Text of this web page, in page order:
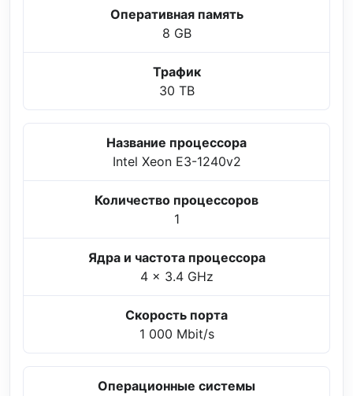
Оперативная память
8 GB
Трафик
30 TB
Название процессора
Intel Xeon E3-1240v2
Количество процессоров
1
Ядра и частота процессора
4 x 3.4 GHz
Скорость порта
1 000 Mbit/s
Операционные системы